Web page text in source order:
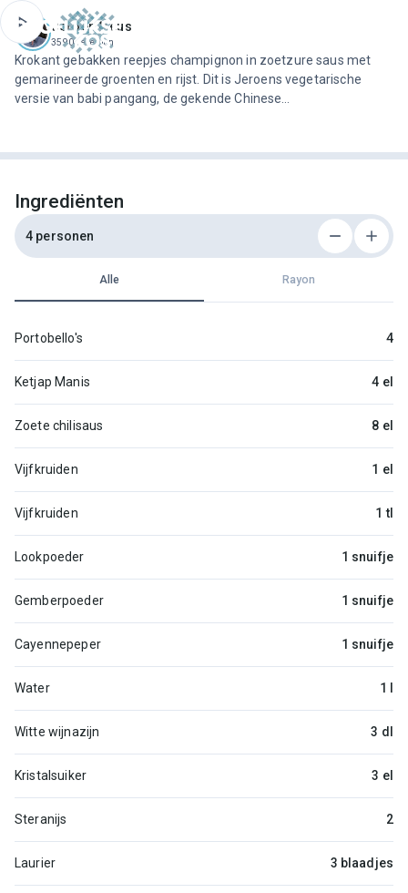
Jeroen Meus
3590 recepten
Krokant gebakken reepjes champignon in zoetzure saus met
gemarineerde groenten en rijst. Dit is Jeroens vegetarische
versie van babi pangang, de gekende Chinese
Ingrediënten
4 personen
Alle Rayon
Portobello's 4
Ketjap Manis 4 el
Zoete chilisaus 8 el
Vijfkruiden 1 el
Vijfkruiden 1 tl
Lookpoeder 1 snuifje
Gemberpoeder 1 snuifje
Cayennepeper 1 snuifje
Water 1 l
Witte wijnazijn 3 dl
Kristalsuiker 3 el
Steranijs 2
Laurier 3 blaadjes